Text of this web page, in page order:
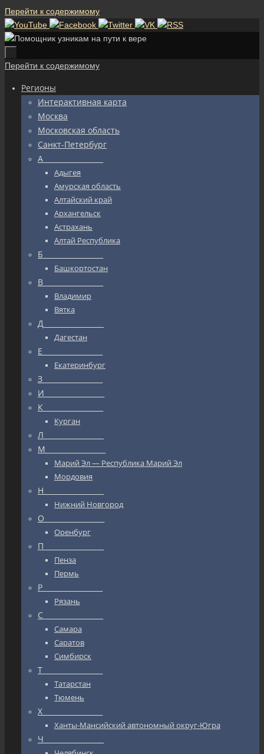
Перейти к содержимому
Перейти к содержимому
Регионы
Интерактивная карта
Москва
Московская область
Санкт-Петербург
А_________________
Адыгея
Амурская область
Алтайский край
Архангельск
Астрахань
Алтай Республика
Б_________________
Башкортостан
В_________________
Владимир
Вятка
Д_________________
Дагестан
Е_________________
Екатеринбург
З_________________
И_________________
К_________________
Курган
Л_________________
М_________________
Марий Эл — Республика Марий Эл
Мордовия
Н_________________
Нижний Новгород
О_________________
Оренбург
П_________________
Пенза
Пермь
Р_________________
Рязань
С_________________
Самара
Саратов
Симбирск
Т_________________
Татарстан
Тюмень
Х_________________
Ханты-Мансийский автономный округ-Югра
Ч_________________